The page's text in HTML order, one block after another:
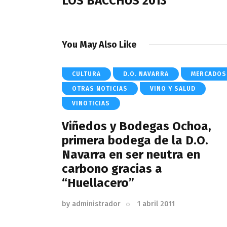
You May Also Like
CULTURA D.O. NAVARRA MERCADOS
OTRAS NOTICIAS VINO Y SALUD
VINOTICIAS
Viñedos y Bodegas Ochoa,
primera bodega de la D.O.
Navarra en ser neutra en
carbono gracias a
“Huellacero”
by administrador 1 abril 2011